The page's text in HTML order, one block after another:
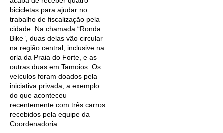
bicicletas para ajudar no
trabalho de fiscalização pela
cidade. Na chamada “Ronda
Bike”, duas delas vão circular
na região central, inclusive na
orla da Praia do Forte, e as
outras duas em Tamoios. Os
veículos foram doados pela
iniciativa privada, a exemplo
do que aconteceu
recentemente com três carros
recebidos pela equipe da
Coordenadoria.